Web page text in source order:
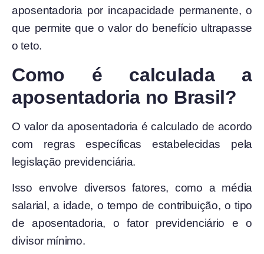
aposentadoria por incapacidade permanente, o
que permite que o valor do benefício ultrapasse
o teto.
Como é calculada a
aposentadoria no Brasil?
O valor da aposentadoria é calculado de acordo
com regras específicas estabelecidas pela
legislação previdenciária.
Isso envolve diversos fatores, como a média
salarial, a idade, o tempo de contribuição, o tipo
de aposentadoria, o fator previdenciário e o
divisor mínimo.